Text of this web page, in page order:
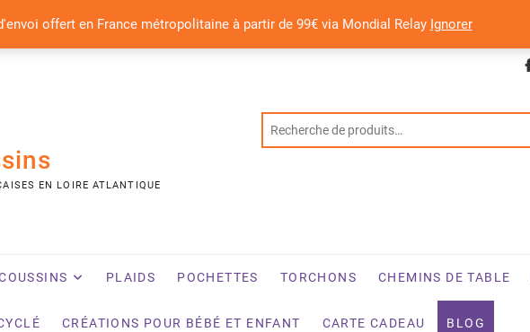
offert en France métropolitaine à partir de 99€ via Mondial Relay Ignorer
EN LOIRE ATLANTIQUE
PLAIDS POCHETTES TORCHONS CHEMINS DE TABLE
CRÉATIONS POUR BÉBÉ ET ENFANT CARTE CADEAU BLOG